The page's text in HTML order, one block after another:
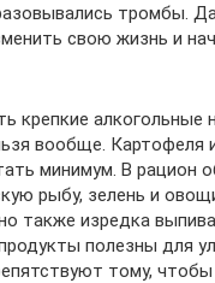
тромбы.
свою жизнь и
крепкие алкогольные
вообще. Картофеля
минимум. В рацион
рыбу, зелень и
также изредка
полезны для
тому, чтобы